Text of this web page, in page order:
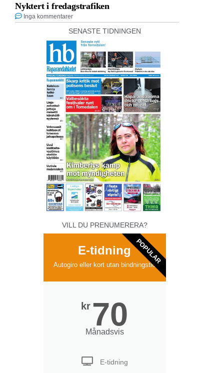
Nyktert i fredagstrafiken
Inga kommentarer
SENASTE TIDNINGEN
VILL DU PRENUMERERA?
E-tidning
Autogiro eller kort utan bindningstid
kr 70
Månadsvis
E-tidning
POPULAR